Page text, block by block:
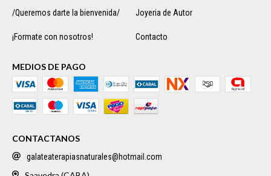
/Queremos darte la bienvenida/ Joyeria de Autor
¡Formate con nosotros! Contacto
MEDIOS DE PAGO
CONTACTANOS
galateaterapiasnaturales@hotmail.com